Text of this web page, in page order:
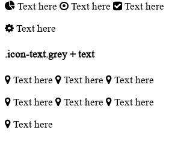
Text here
Text here
Text here
Text here
.icon-text.grey + text
Text here Text here
Text here
Text here
Text here
Text here
Text here